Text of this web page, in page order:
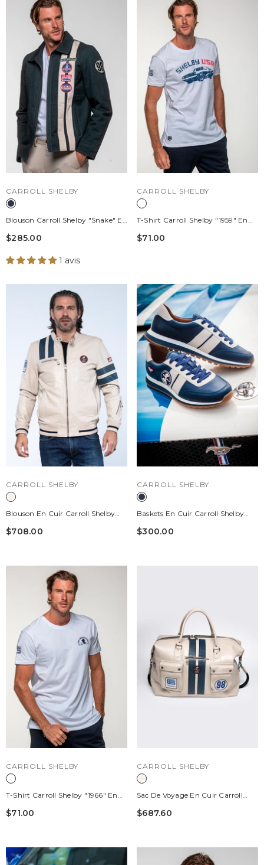
DISTRIBUTEUR :
CARROLL SHELBY
Blouson Carroll Shelby "Snake" En
Canvas Bleu Marine Homme
$285.00
1 avis
DISTRIBUTEUR :
CARROLL SHELBY
T-Shirt Carroll Shelby "1959" En
Coton Blanc Homme
$71.00
DISTRIBUTEUR :
CARROLL SHELBY
Blouson En Cuir Carroll Shelby
Modèle "Cobra Men" Ecru Homme
$708.00
DISTRIBUTEUR :
CARROLL SHELBY
Baskets En Cuir Carroll Shelby
Hall Bleu Marine Homme
$300.00
DISTRIBUTEUR :
CARROLL SHELBY
T-Shirt Carroll Shelby "1966" En
Coton Blanc Homme
$71.00
DISTRIBUTEUR :
CARROLL SHELBY
Sac De Voyage En Cuir Carroll
Shelby GT500 72h Ecru
$687.60